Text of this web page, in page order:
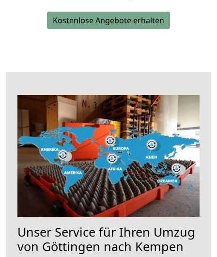
Kostenlose Angebote erhalten
Unser Service für Ihren Umzug
von Göttingen nach Kempen